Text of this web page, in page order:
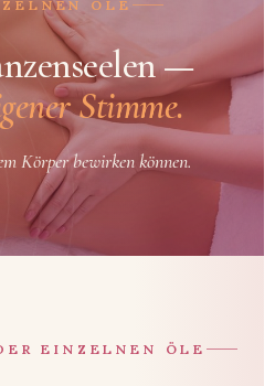
ÖLE
—
Stimme.
Körper bewirken können.
EINZELNEN ÖLE